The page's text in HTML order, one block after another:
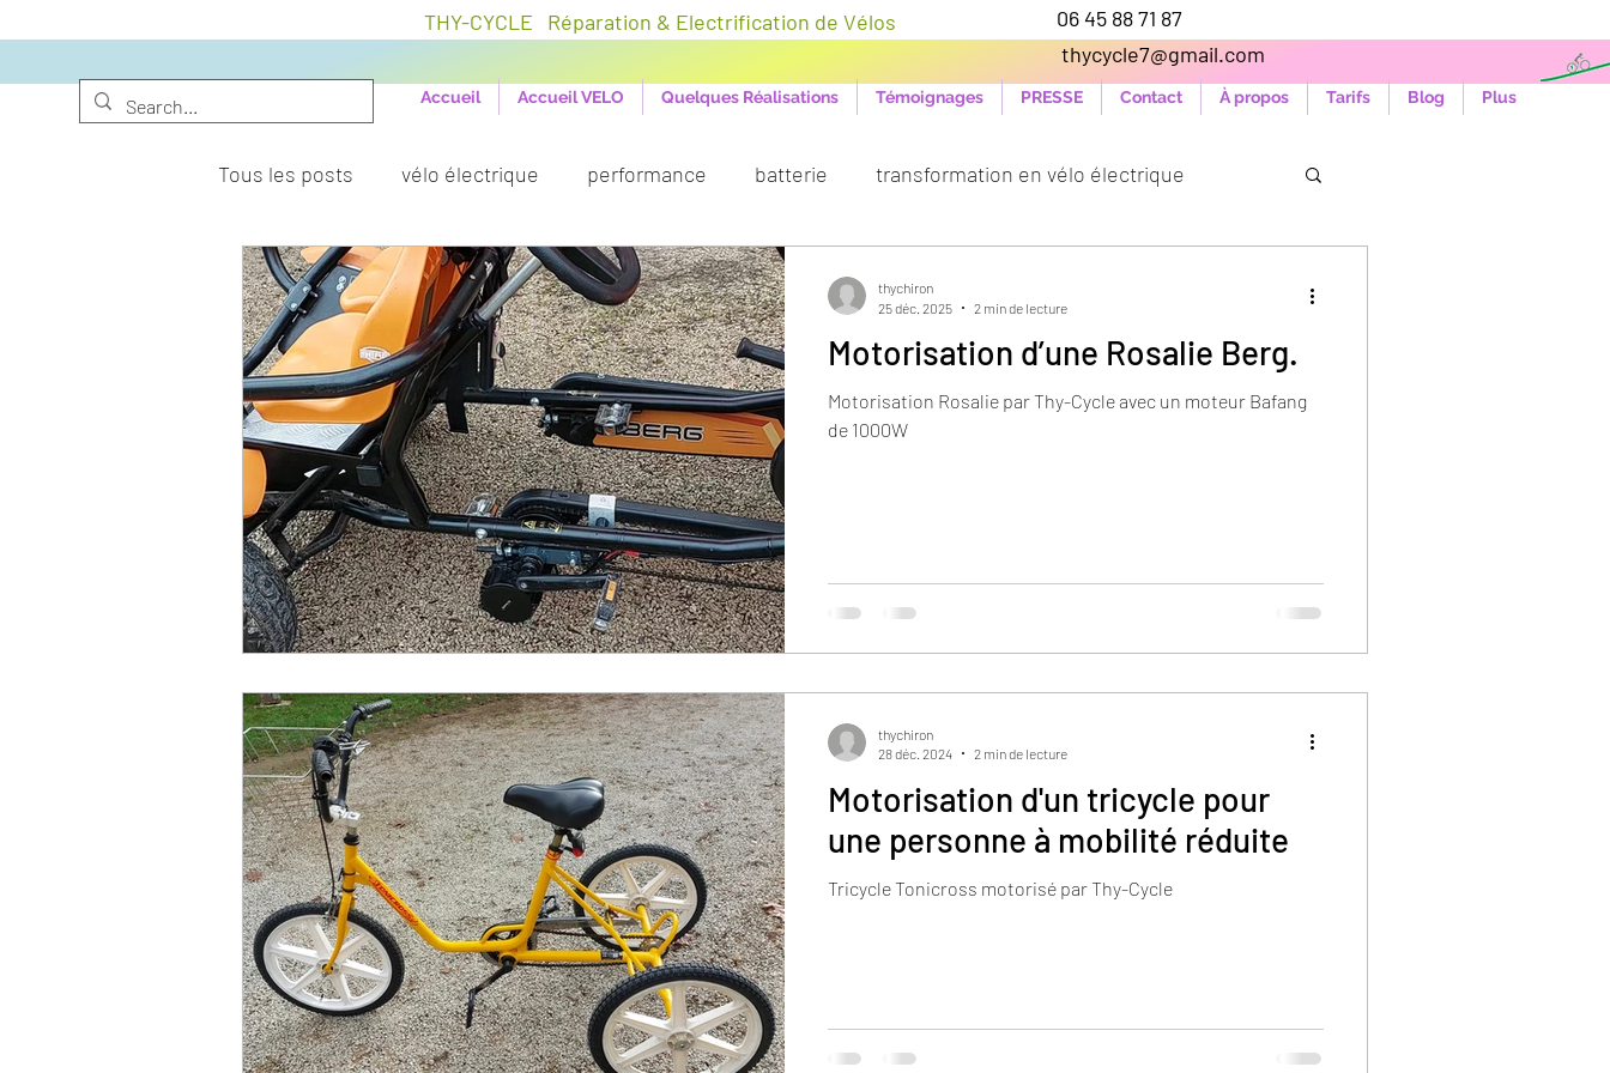
THY-CYCLE Réparation & Electrification de Vélos
06 45 88 71 87
thycycle7@gmail.com
Accueil Accueil VELO Quelques Réalisations Témoignages PRESSE Contact À propos Tarifs Blog Plus
Tous les posts vélo électrique performance batterie transformation en vélo électrique
roue motorisée Solex 3800 Réparation vélo
Motorisation d’une Rosalie Berg.
Motorisation Rosalie par Thy-Cycle avec un moteur Bafang
de 1000W
thychiron
25 déc. 2025
2 min de lecture
Motorisation d'un tricycle pour
une personne à mobilité réduite
Tricycle Tonicross motorisé par Thy-Cycle
thychiron
28 déc. 2024
2 min de lecture